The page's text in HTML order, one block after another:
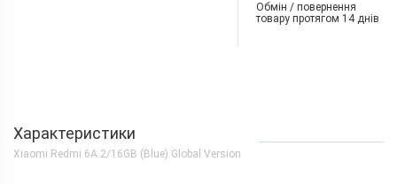
Обмін / повернення
товару протягом 14 днів
Характеристики
Xiaomi Redmi 6A 2/16GB (Blue) Global Version